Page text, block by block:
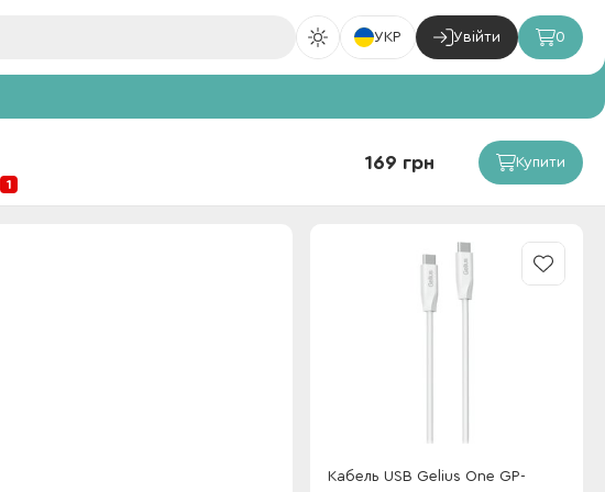
УКР Увійти 0
1
169 грн Купити
Кабель USB Gelius One GP-